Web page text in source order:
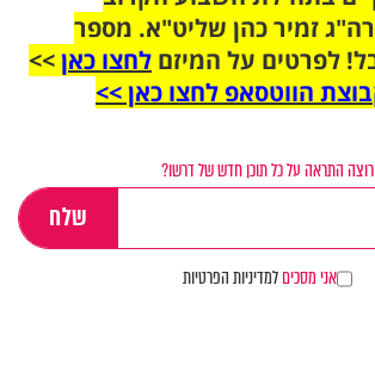
זמיר כהן שליט"א. מספר
לפרטים על המיזם לחצו כאן>>
הווטסאפ לחצו כאן >>
רוצה התראה על כל תוכן חדש של דרשו?
אני מסכיםלמדיניות הפרטיות